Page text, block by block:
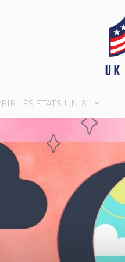
LES ETATS-UNIS